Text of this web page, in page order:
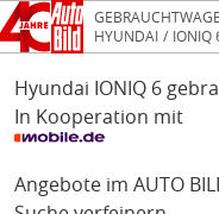
HYUNDAI
IONIQ
Hyundai IONIQ 6
In Kooperation mit
Angebote im AUTO